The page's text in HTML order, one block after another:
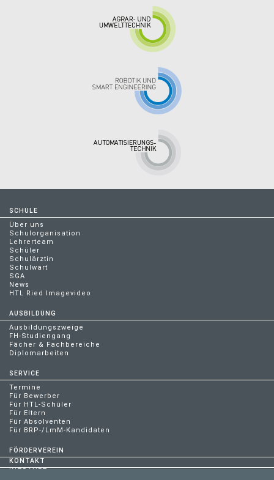
SCHULE
Über uns
Schulorganisation
Lehrerteam
Schüler
Schulärztin
Schulwart
SGA
News
HTL Ried Imagevideo
AUSBILDUNG
Ausbildungszweige
FH-Studiengang
Fächer & Fachbereiche
Diplomarbeiten
SERVICE
Termine
Für Bewerber
Für HTL-Schüler
Für Eltern
Für Absolventen
Für BRP-/LmM-Kandidaten
FÖRDERVEREIN
KONTAKT
INTRANET